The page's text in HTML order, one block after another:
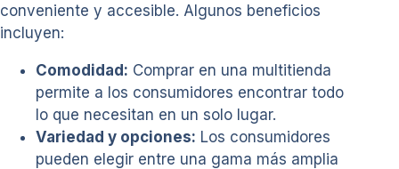
conveniente y accesible. Algunos beneficios
incluyen:
Comodidad: Comprar en una multitienda
permite a los consumidores encontrar todo
lo que necesitan en un solo lugar.
Variedad y opciones: Los consumidores
pueden elegir entre una gama más amplia